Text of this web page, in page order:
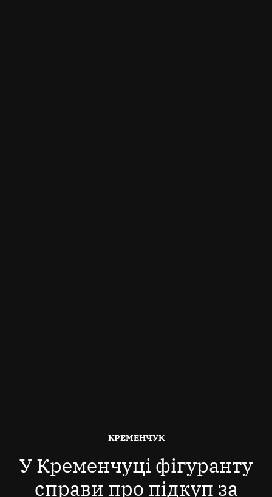
ОПУБЛІКОВАНО
КРЕМЕНЧУК
У Кременчуці фігуранту
справи про підкуп за